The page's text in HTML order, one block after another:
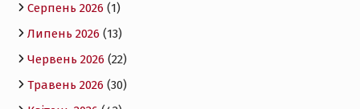
Серпень 2026(1)
Липень 2026(13)
Червень 2026(22)
Травень 2026(30)